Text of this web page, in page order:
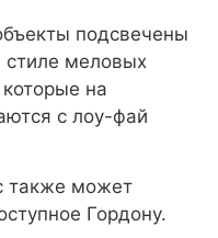
подсвечены
меловых
на
с лоу-фай
также может
Гордону.